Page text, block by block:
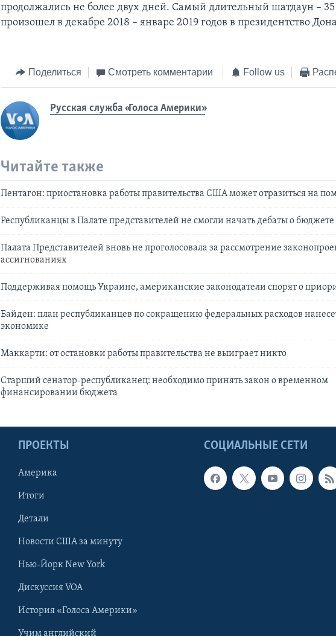
продолжались не более двух дней. Самый длительный шатдаун –
произошел в декабре 2018 – январе 2019 годов в президентство
Поделиться Смотреть комментарии Follow us
Русская служба «Голоса Америки»
Читайте также
Пентагон: приостановка работы правительства США может отразиться на
Республиканцы в Палате представителей не смогли начать дебаты о бюджете
Палата Представителей вновь не проголосовала за рассмотрение
ассигнованиях
Поддерживая помощь Украине, американские законодатели спорят о
Байден: план республиканцев по сокращению федеральных расходов
экономике
Маккарти: от остановки работы правительства не выиграет никто
Старший сенатор-республиканец: необходимо принять закон о временном
финансировании бюджета
СОЦИАЛЬНЫЕ СЕТИ
ПРОЕКТЫ
Америка
Итоги
Детали
Новости США за минуту
Нью-Йорк New York
Дискуссия VOA
История «Голоса Америки»
Учим английский